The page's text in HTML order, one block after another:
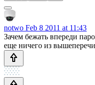
notwo Feb 8 2011 at 11:43
Зачем бежать впереди
еще ничего из